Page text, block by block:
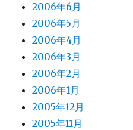
2006年6月
2006年5月
2006年4月
2006年3月
2006年2月
2006年1月
2005年12月
2005年11月